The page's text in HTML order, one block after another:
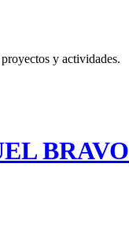
y actividades.
BRAVO